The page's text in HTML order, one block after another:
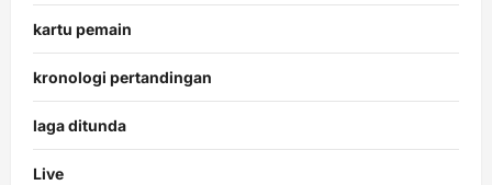
kartu pemain
kronologi pertandingan
laga ditunda
Live